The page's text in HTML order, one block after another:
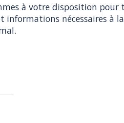
à votre disposition pour
informations nécessaires à